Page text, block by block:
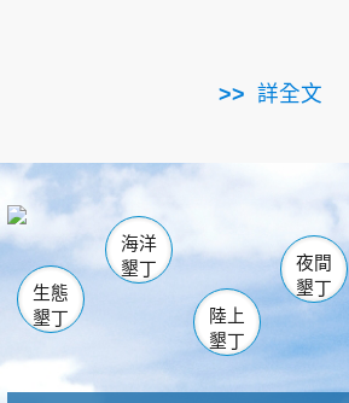
詳全文
海生館
恆春
龍鑾潭自然中心 森林遊
瓊麻館
關山 墾管處遊客
社頂
船帆石
白砂 香
生態
墾丁
海洋
墾丁
陸上
墾丁
夜間
墾丁